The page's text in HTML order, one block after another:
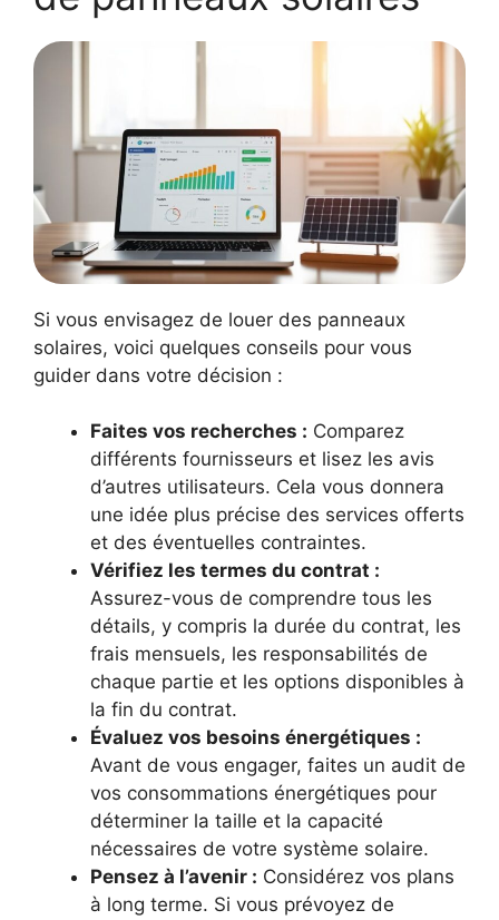
Si vous envisagez de louer des panneaux
solaires, voici quelques conseils pour vous
guider dans votre décision :
Faites vos recherches : Comparez
différents fournisseurs et lisez les avis
d’autres utilisateurs. Cela vous donnera
une idée plus précise des services offerts
et des éventuelles contraintes.
Vérifiez les termes du contrat :
Assurez-vous de comprendre tous les
détails, y compris la durée du contrat, les
frais mensuels, les responsabilités de
chaque partie et les options disponibles à
la fin du contrat.
Évaluez vos besoins énergétiques :
Avant de vous engager, faites un audit de
vos consommations énergétiques pour
déterminer la taille et la capacité
nécessaires de votre système solaire.
Pensez à l’avenir : Considérez vos plans
à long terme. Si vous prévoyez de